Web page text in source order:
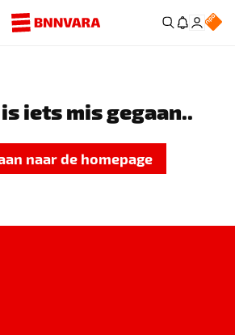
iets mis gegaan..
naar de homepage